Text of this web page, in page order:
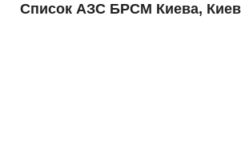
Список АЗС БРСМ Киева,